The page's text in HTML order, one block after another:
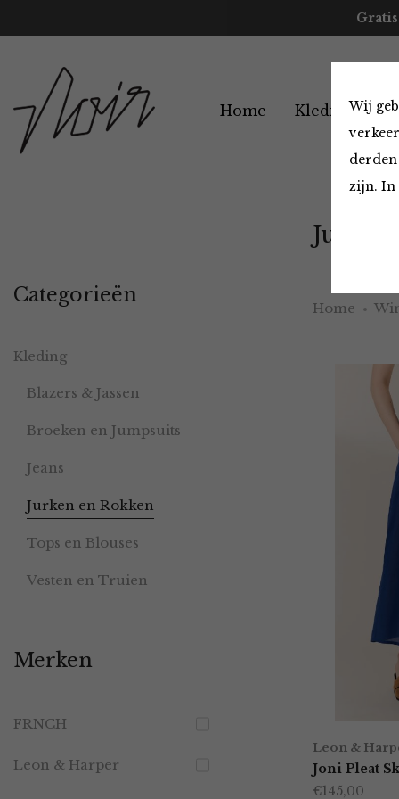
Wij
zijn. In
Home Kleding
Jurken
Home
Leon &
Joni Pleat
€145,00
Categorieën
Kleding
Blazers & Jassen
Broeken en Jumpsuits
Jeans
Jurken en Rokken
Tops en Blouses
Vesten en Truien
Merken
FRNCH
Leon & Harper